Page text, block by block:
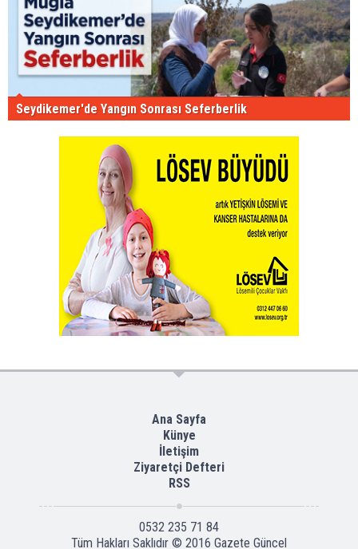
Seydikemer'de Yangın Sonrası Seferberlik
Ana Sayfa
Künye
İletişim
Ziyaretçi Defteri
RSS
0532 235 71 84
Tüm Hakları Saklıdır © 2016 Gazete Güncel